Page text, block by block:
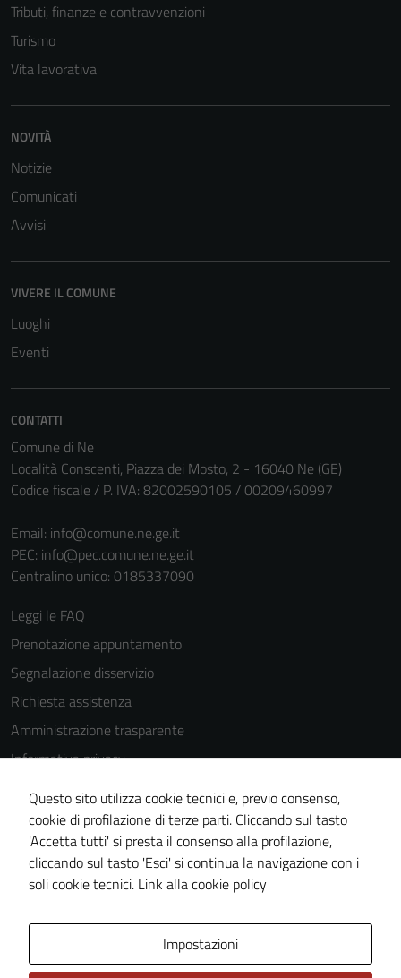
Tributi, finanze e contravvenzioni
Turismo
Vita lavorativa
NOVITÀ
Notizie
Comunicati
Avvisi
VIVERE IL COMUNE
Luoghi
Eventi
CONTATTI
Comune di Ne
Località Conscenti, Piazza dei Mosto, 2 - 16040 Ne (GE)
Codice fiscale / P. IVA: 82002590105 / 00209460997
Email: info@comune.ne.ge.it
PEC: info@pec.comune.ne.ge.it
Centralino unico: 0185337090
Leggi le FAQ
Prenotazione appuntamento
Segnalazione disservizio
Richiesta assistenza
Amministrazione trasparente
Informativa privacy
Cookie Policy
Note legali
Dichiarazione di accessibilità
Piano di miglioramento del sito
Questo sito utilizza cookie tecnici e, previo consenso,
cookie di profilazione di terze parti. Cliccando sul tasto
'Accetta tutti' si presta il consenso alla profilazione,
cliccando sul tasto 'Esci' si continua la navigazione con i
soli cookie tecnici. Link alla cookie policy
Impostazioni
Questi cookie
sono necessari